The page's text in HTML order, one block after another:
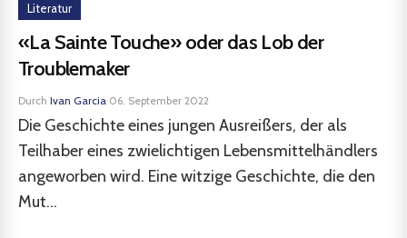
Literatur
«La Sainte Touche» oder das Lob der
Troublemaker
Durch Ivan Garcia·06. September 2022
Die Geschichte eines jungen Ausreißers, der als
Teilhaber eines zwielichtigen Lebensmittelhändlers
angeworben wird. Eine witzige Geschichte, die den
Mut...